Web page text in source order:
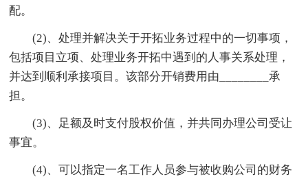
配。
(2)、处理并解决关于开拓业务过程中的一切事项，
包括项目立项、处理业务开拓中遇到的人事关系处理，
并达到顺利承接项目。该部分开销费用由________承
担。
(3)、足额及时支付股权价值，并共同办理公司受让
事宜。
(4)、可以指定一名工作人员参与被收购公司的财务